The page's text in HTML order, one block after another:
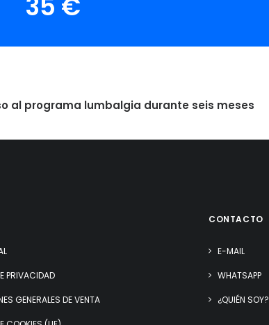
al programa lumbalgia durante seis meses
PRIVACIDAD
GENERALES DE VENTA
CONTACTO
E-MAIL
WHATSAPP
¿QUIÉN SOY?